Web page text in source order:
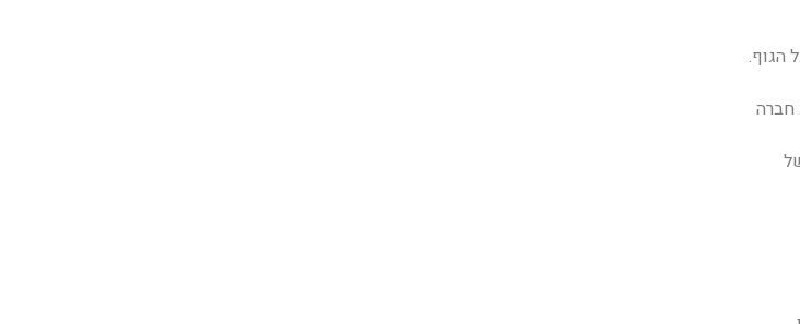
הגוף.
2-4 שבועות. חברה